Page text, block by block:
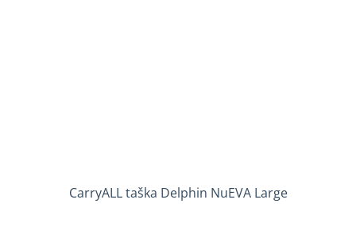
CarryALL taška Delphin NuEVA Large